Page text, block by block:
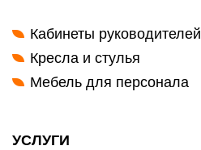
Кабинеты руководителей
Кресла и стулья
Мебель для персонала
УСЛУГИ